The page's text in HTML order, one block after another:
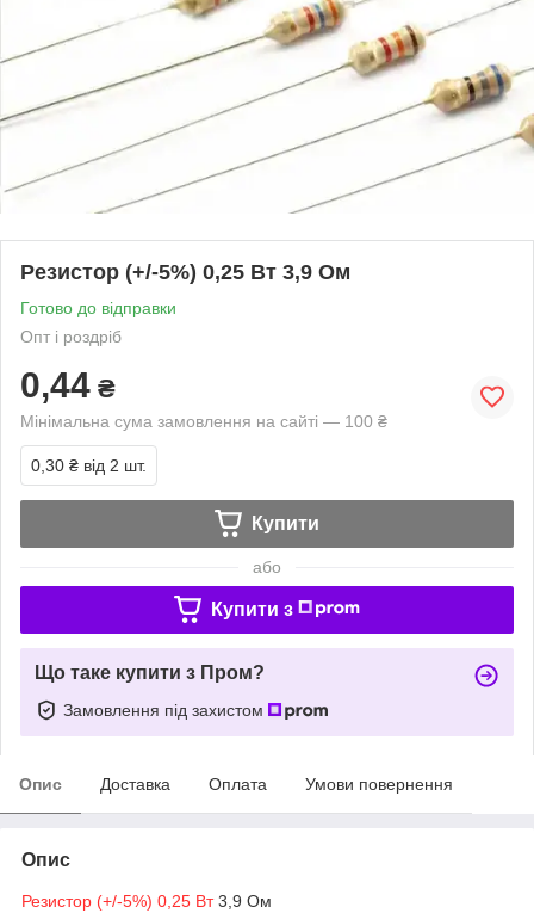
Резистор (+/-5%) 0,25 Вт 3,9 Ом
Готово до відправки
Опт і роздріб
0,44 ₴
Мінімальна сума замовлення на сайті — 100 ₴
0,30 ₴ від 2 шт.
Купити
або
Купити з
Що таке купити з Пром?
Замовлення під захистом
Опис Доставка Оплата Умови повернення
Опис
Резистор (+/-5%) 0,25 Вт3,9 Ом